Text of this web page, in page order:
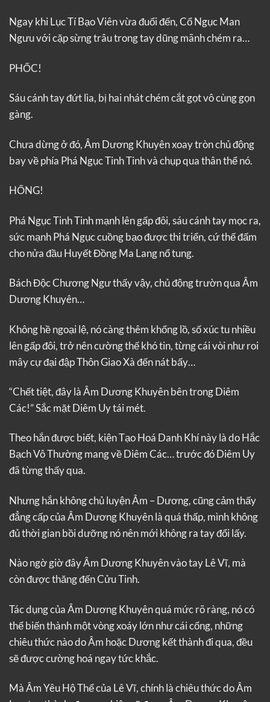
Ngay khi Lục Tí Bạo Viên vừa đuổi đến, Cổ Ngục Man
Ngưu với cặp sừng trâu trong tay dũng mãnh chém ra…
PHỐC!
Sáu cánh tay đứt lìa, bị hai nhát chém cắt gọt vô cùng gọn
gàng.
Chưa dừng ở đó, Âm Dương Khuyên xoay tròn chủ động
bay về phía Phá Ngục Tinh Tinh và chụp qua thân thể nó.
HỐNG!
Phá Ngục Tinh Tinh mạnh lên gấp đôi, sáu cánh tay mọc ra,
sức mạnh Phá Ngục cuồng bạo được thi triển, cứ thế đấm
cho nửa đầu Huyết Đồng Ma Lang nổ tung.
Bách Độc Chương Ngư thấy vậy, chủ động trườn qua Âm
Dương Khuyên…
Không hề ngoại lệ, nó càng thêm khổng lồ, số xúc tu nhiều
lên gấp đôi, trở nên cường thế khó tin, từng cái vòi như roi
mây cự đại đập Thôn Giao Xà đến nát bấy…
“Chết tiệt, đây là Âm Dương Khuyên bên trong Diêm
Các!” Sắc mặt Diêm Uy tái mét.
Theo hắn được biết, kiện Tạo Hoá Danh Khí này là do Hắc
Bạch Vô Thường mang về Diêm Các… trước đó Diêm Uy
đã từng thấy qua.
Nhưng hắn không chủ luyện Âm – Dương, cũng cảm thấy
đẳng cấp của Âm Dương Khuyên là quá thấp, mình không
đủ thời gian bồi dưỡng nó nên mới không ra tay đổi lấy.
Nào ngờ giờ đây Âm Dương Khuyên vào tay Lê Vĩ, mà
còn được thăng đến Cửu Tinh.
Tác dụng của Âm Dương Khuyên quá mức rõ ràng, nó có
thể biến thành một vòng xoáy lớn như cái cổng, những
chiêu thức nào do Âm hoặc Dương kết thành đi qua, đều
sẽ được cường hoá ngay tức khắc.
Mà Âm Yêu Hộ Thể của Lê Vĩ, chính là chiêu thức do Âm